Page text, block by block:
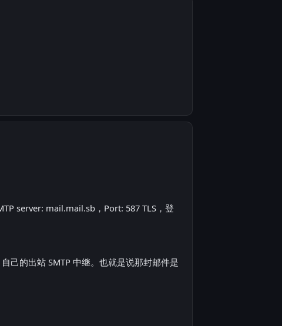
server: mail.mail.sb，Port: 587 TLS，登
己的出站 SMTP 中继。也就是说那封邮件是